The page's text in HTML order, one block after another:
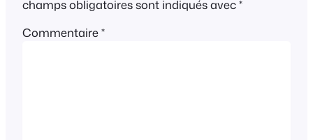
champs obligatoires sont indiqués avec*
Commentaire*